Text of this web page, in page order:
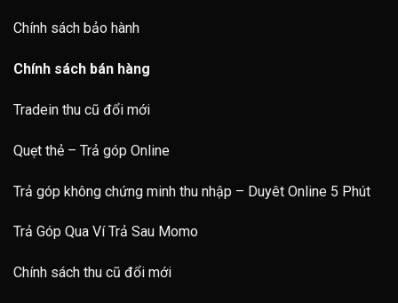
Chính sách bảo hành
Chính sách bán hàng
Tradein thu cũ đổi mới
Quẹt thẻ – Trả góp Online
Trả góp không chứng minh thu nhập – Duyêt Online 5 Phút
Trả Góp Qua Ví Trả Sau Momo
Chính sách thu cũ đổi mới